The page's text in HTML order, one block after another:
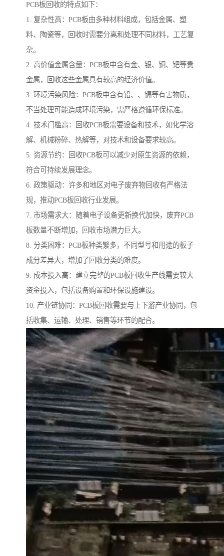
PCB板回收的特点如下：
1. 复杂性高：PCB板由多种材料组成，包括金属、塑
料、陶瓷等，回收时需要分离和处理不同材料，工艺复
杂。
2. 高价值金属含量：PCB板中含有金、银、铜、钯等贵
金属，回收这些金属具有较高的经济价值。
3. 环境污染风险：PCB板中含有铅、、镉等有害物质，
不当处理可能造成环境污染，需严格遵循环保标准。
4. 技术门槛高：回收PCB板需要设备和技术，如化学溶
解、机械粉碎、热解等，对技术和设备要求较高。
5. 资源节约：回收PCB板可以减少对原生资源的依赖，
符合可持续发展理念。
6. 政策驱动：许多和地区对电子废弃物回收有严格法
规，推动PCB板回收行业发展。
7. 市场需求大：随着电子设备更新换代加快，废弃PCB
板数量不断增加，回收市场潜力巨大。
8. 分类困难：PCB板种类繁多，不同型号和用途的板子
成分差异大，增加了回收分类的难度。
9. 成本投入高：建立完整的PCB板回收生产线需要较大
资金投入，包括设备购置和环保设施建设。
10. 产业链协同：PCB板回收需要与上下游产业协同，包
括收集、运输、处理、销售等环节的配合。